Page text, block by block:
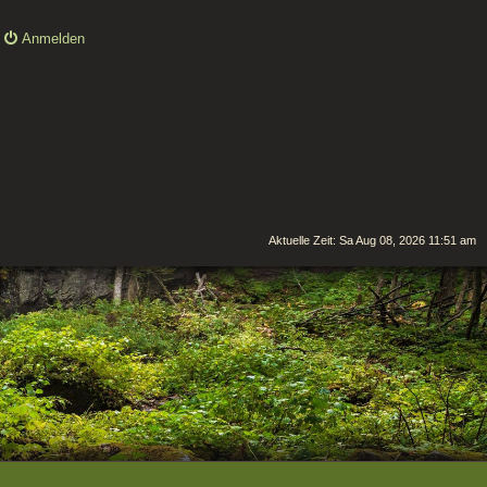
Anmelden
Aktuelle Zeit: Sa Aug 08, 2026 11:51 am